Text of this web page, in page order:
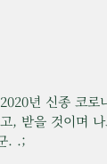
년 신종 코
, 받을 것이며
. .;